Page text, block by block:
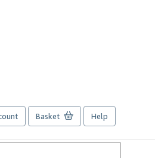
Basket Help